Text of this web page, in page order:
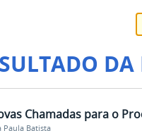
DA
Chamadas para o
Paula Batista